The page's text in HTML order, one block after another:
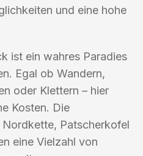
und eine hohe
ist ein wahres Paradies
Egal ob Wandern,
oder Klettern – hier
Kosten. Die
Patscherkofel
eine Vielzahl von